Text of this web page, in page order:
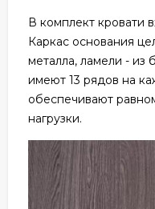
В комплект кровати
Каркас основания
металла, ламели - из
имеют 13 рядов на
обеспечивают
нагрузки.